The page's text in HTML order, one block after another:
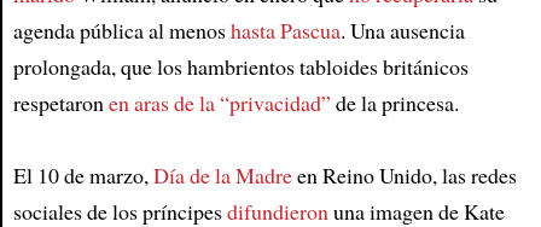
agenda pública al menoshasta Pascua. Una ausencia
prolongada, que los hambrientos tabloides británicos
respetaronen aras de la “privacidad” de la princesa.
El 10 de marzo,Día de la Madreen Reino Unido, las redes
sociales de los príncipesdifundieronuna imagen de Kate